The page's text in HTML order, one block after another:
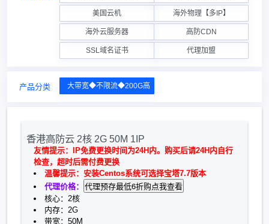
美国云机 海外物理【多IP】
海外云服务器 高防CDN
SSL域名证书 代理加盟
产品分类 大带宽◆不限流◆200G高防云
香港高防云 2核 2G 50M 1IP
友情提示：IP免费更换时间为24H内。购买后请24H内自行
检查，超时后需付费更换
温馨提示：安装Centos系统可选择宝塔7.7版本
代理价格：
核心：2核
内存：2G
带宽：50M